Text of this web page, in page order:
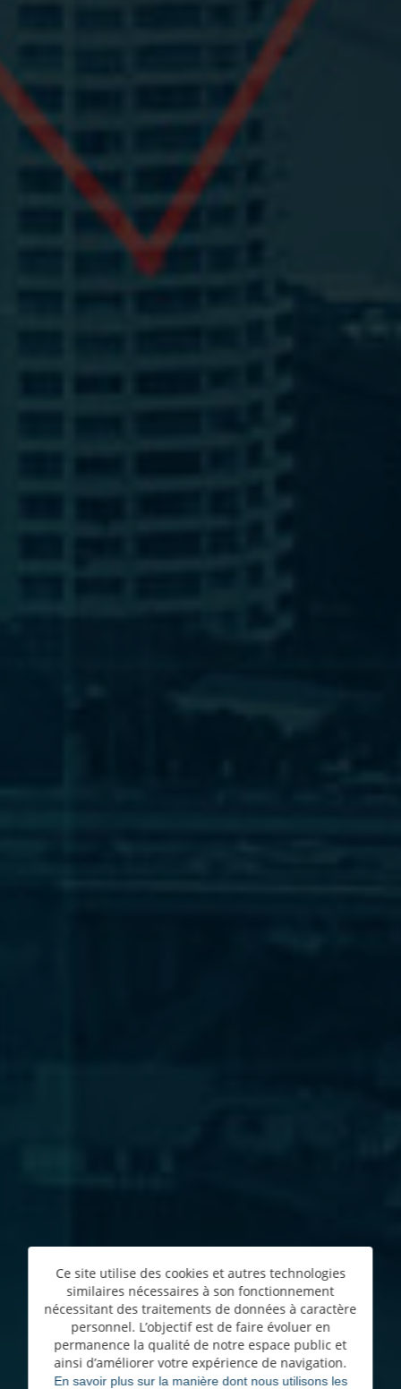
Ce site utilise des cookies et autres technologies
similaires nécessaires à son fonctionnement
nécessitant des traitements de données à caractère
personnel. L’objectif est de faire évoluer en
permanence la qualité de notre espace public et
ainsi d’améliorer votre expérience de navigation.
En savoir plus sur la manière dont nous utilisons les